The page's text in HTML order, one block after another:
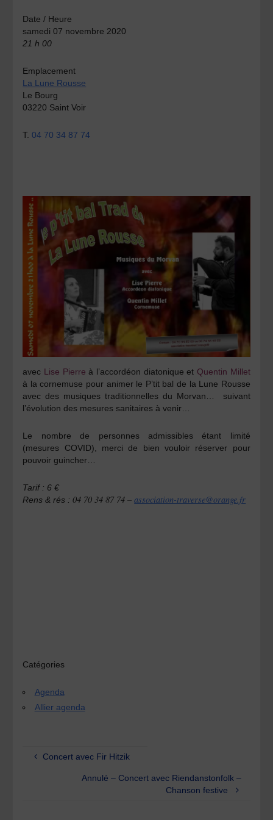
Date / Heure
samedi 07 novembre 2020
21 h 00
Emplacement
La Lune Rousse
Le Bourg
03220 Saint Voir
T.04 70 34 87 74
avec Lise Pierre à l’accordéon diatonique et Quentin Millet
à la cornemuse pour animer le P’tit bal de la Lune Rousse
avec des musiques traditionnelles du Morvan… suivant
l’évolution des mesures sanitaires à venir…
Le nombre de personnes admissibles étant limité
(mesures COVID), merci de bien vouloir réserver pour
pouvoir guincher…
Tarif : 6 €
Rens & rés :04 70 34 87 74 –association-traverse@orange.fr
Catégories
Agenda
Allier agenda
Concert avec Fir Hitzik
Annulé – Concert avec Riendanstonfolk –
Chanson festive